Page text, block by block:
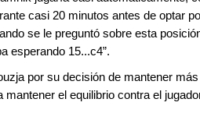
casi 20 minutos antes de optar
se le preguntó sobre esta
esperando 15...c4”.
por su decisión de mantener
el equilibrio contra el